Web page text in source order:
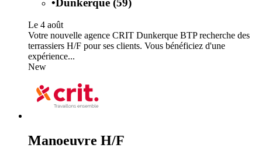
Le 4 août
Votre nouvelle agence CRIT Dunkerque BTP recherche des
terrassiers H/F pour ses clients. Vous bénéficiez d'une
expérience...
New
Manoeuvre H/F